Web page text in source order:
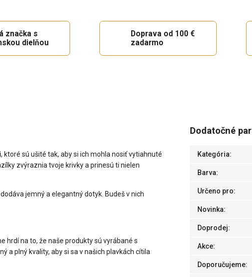
značka s
dielňou
Doprava od 100 €
zadarmo
, ktoré sú ušité tak, aby si ich mohla nosiť vytiahnuté
zvýraznia tvoje krivky a prinesú ti nielen
jemný a elegantný dotyk. Budeš v nich
hrdí na to, že naše produkty sú vyrábané s
a plný kvality, aby si sa v našich plavkách cítila
Dodatočné
Kategória:
Barva:
Určeno pro:
Novinka:
Doprodej:
Akce:
Doporučujeme: